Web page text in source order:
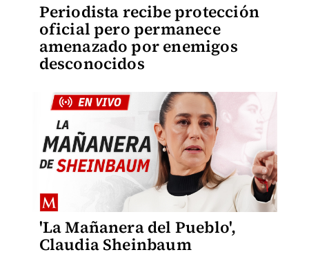
Periodista recibe protección
oficial pero permanece
amenazado por enemigos
desconocidos
'La Mañanera del Pueblo',
Claudia Sheinbaum